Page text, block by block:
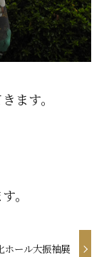
ます。
。
ホール大振袖展